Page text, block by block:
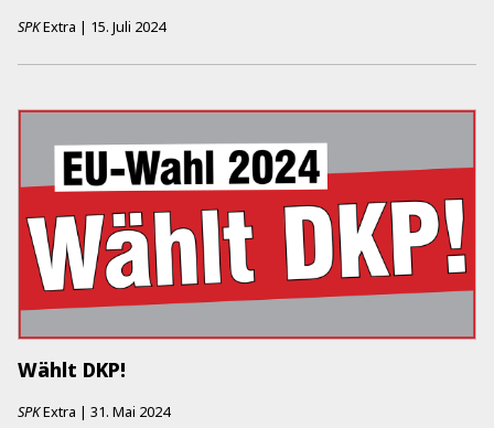
SPKExtra | 15. Juli 2024
Wählt DKP!
SPKExtra | 31. Mai 2024